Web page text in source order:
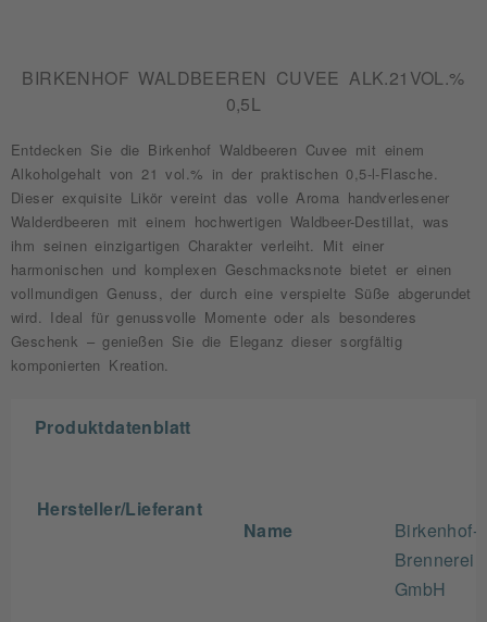
BIRKENHOF WALDBEEREN CUVEE ALK.21VOL.%
0,5L
Entdecken Sie die Birkenhof Waldbeeren Cuvee mit einem
Alkoholgehalt von 21 vol.% in der praktischen 0,5-l-Flasche.
Dieser exquisite Likör vereint das volle Aroma handverlesener
Walderdbeeren mit einem hochwertigen Waldbeer-Destillat, was
ihm seinen einzigartigen Charakter verleiht. Mit einer
harmonischen und komplexen Geschmacksnote bietet er einen
vollmundigen Genuss, der durch eine verspielte Süße abgerundet
wird. Ideal für genussvolle Momente oder als besonderes
Geschenk – genießen Sie die Eleganz dieser sorgfältig
komponierten Kreation.
Produktdatenblatt
Hersteller/Lieferant
Name
Birkenhof-
Brennerei
GmbH